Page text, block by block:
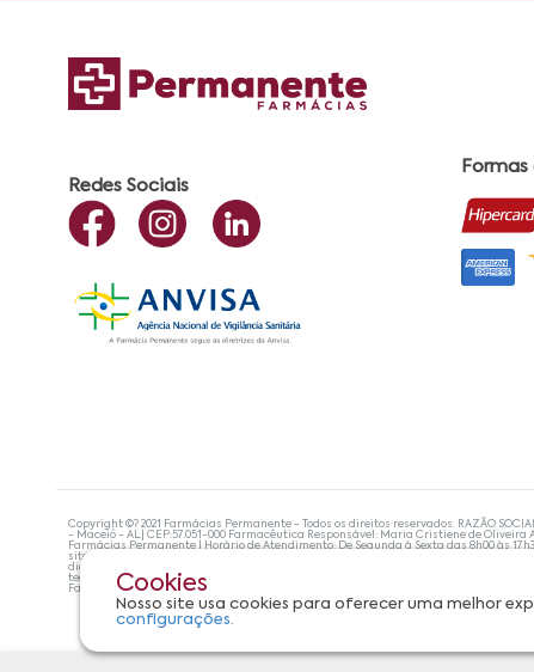
Cookies
Nosso site usa cookies para oferecer uma melhor
configurações.
Redes Sociais
Copyright ©? 2021 Farmácias Permanente - Todos os direitos reservados. RAZÃO
- Maceió - AL| CEP:57.051-000 Farmacêutica Responsável: Maria Cristiene de
Farmácias Permanente | Horário de Atendimento: De Segunda à Sexta das 8h00 às
site não devem ser utilizadas para automedicação e, de forma alguma, substituem
diagnosticar problemas de saúde e prescrever o tratamento adequado. Se os
tecnologias mais avançadas de proteção de dados, para que você possa realizar
Farmácias Permanente. Todos os pedidos efetuados estão sujeitos à confirmação da